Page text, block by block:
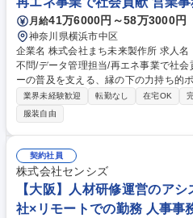
月給41万6000円～58万3000円
神奈川県横浜市中区
企業名 株式会社まち未来製作所 求人名 【横浜・東京/営業事務】業界経験
不問/データ管理担当/再エネ事業で社会貢献 仕事の内容 再生可能
ーの普及を支える、縁の下の力持ち的
管理に関わるデータ集計・管理業務を
整業務をお任せします。 電力業界の知識は入社後に習得できる環境が整っ
ていますので、事務・データ処理が得
躍いただけます。 【具体的には】■電
（Excel中心）■取引先・社内関係者と
積算データの作成・確認■需給管理業務
Tで習得）■業務フローの改善・効率化への提案 募集職種 【横
業事務】業界経験不問/データ管理担当
業界未経験歓迎 転勤なし 在宅OK
服装自由
契約社員
株式会社センシズ
【大阪】人材研修運営のア
社×リモートでの勤務 人事事